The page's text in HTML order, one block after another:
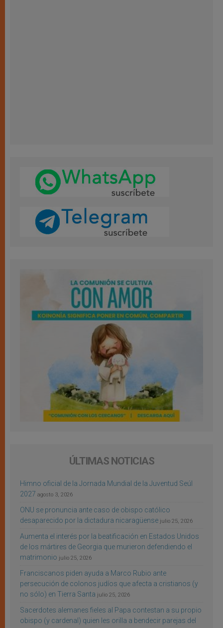
ÚLTIMAS NOTICIAS
Himno oficial de la Jornada Mundial de la Juventud Seúl
2027 agosto 3, 2026
ONU se pronuncia ante caso de obispo católico
desaparecido por la dictadura nicaragüense julio 25, 2026
Aumenta el interés por la beatificación en Estados Unidos
de los mártires de Georgia que murieron defendiendo el
matrimonio julio 25, 2026
Franciscanos piden ayuda a Marco Rubio ante
persecución de colonos judíos que afecta a cristianos (y
no sólo) en Tierra Santa julio 25, 2026
Sacerdotes alemanes fieles al Papa contestan a su propio
obispo (y cardenal) quien les orilla a bendecir parejas del